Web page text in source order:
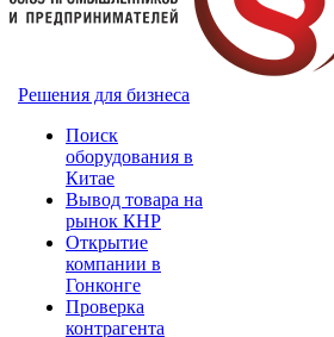
Решения для бизнеса
Поиск
оборудования в
Китае
Вывод товара на
рынок КНР
Открытие
компании в
Гонконге
Проверка
контрагента